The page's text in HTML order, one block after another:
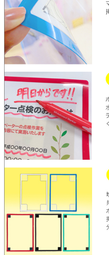
特殊粘着・吸着シート
両面テープ
店舗・ディスプレイ用品
ポリ袋・OPP袋
文具・事務用品
衛生用品・ヘルスケア
感染防止関連商品